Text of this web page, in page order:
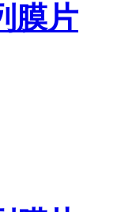
膜片